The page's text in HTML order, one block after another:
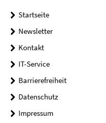
Startseite
Newsletter
Kontakt
IT-Service
Barrierefreiheit
Datenschutz
Impressum